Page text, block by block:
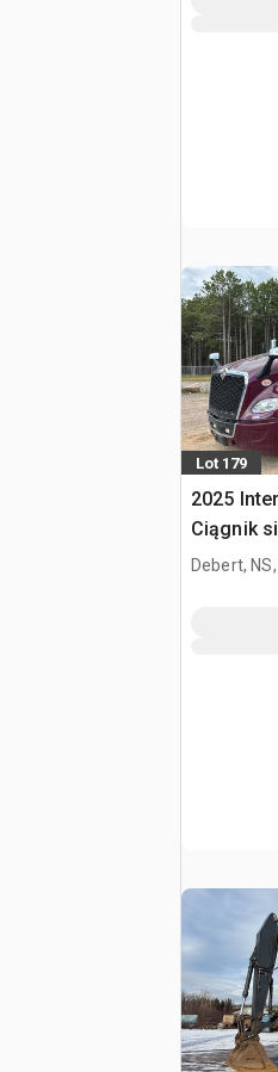
Lot 179
2025
Ciągnik
kabiną
Debert,